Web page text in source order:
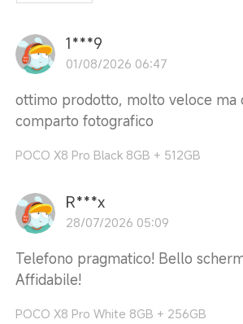
1***9
01/08/2026 06:47
ottimo prodotto, molto veloce ma
comparto fotografico
POCO X8 Pro Black 8GB + 512GB
R***x
28/07/2026 05:09
Telefono pragmatico! Bello
Affidabile!
POCO X8 Pro White 8GB + 256GB